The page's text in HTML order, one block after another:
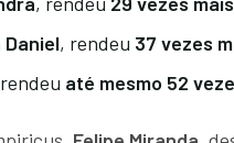
Daniel, rendeu 37 vezes
até mesmo 52